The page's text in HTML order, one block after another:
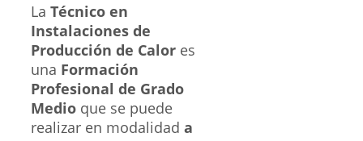
La Técnico en
Instalaciones de
Producción de Calor es
una Formación
Profesional de Grado
Medio que se puede
realizar en modalidad a